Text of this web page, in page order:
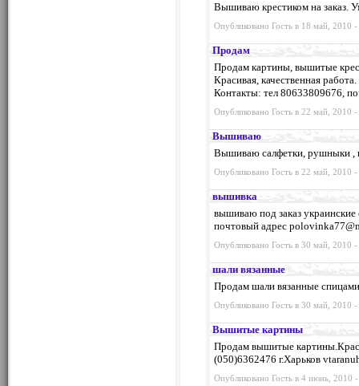
Вышиваю крестиком на заказ.
Опубликовано Гость в 18 май, 2010
Продам
Продам картины, вышитые
Красивая, качественная работа.
Контакты: тел 80633809676,
Опубликовано Гость в 22 май, 2010
Вышиваю
Вышиваю салфетки, рушныки ,
Опубликовано Гость в 22 май, 2010
вышивка
вышиваю под заказ украинские
почтовый адрес
Опубликовано Гость в 30 май, 2010
шали вязанные
Продам шали вязанные
Опубликовано Гость в 30 май, 2010
Вышитые картины
Продам вышитые
(050)6362476 г.Харьков
Опубликовано Гость в 4 июнь, 2010